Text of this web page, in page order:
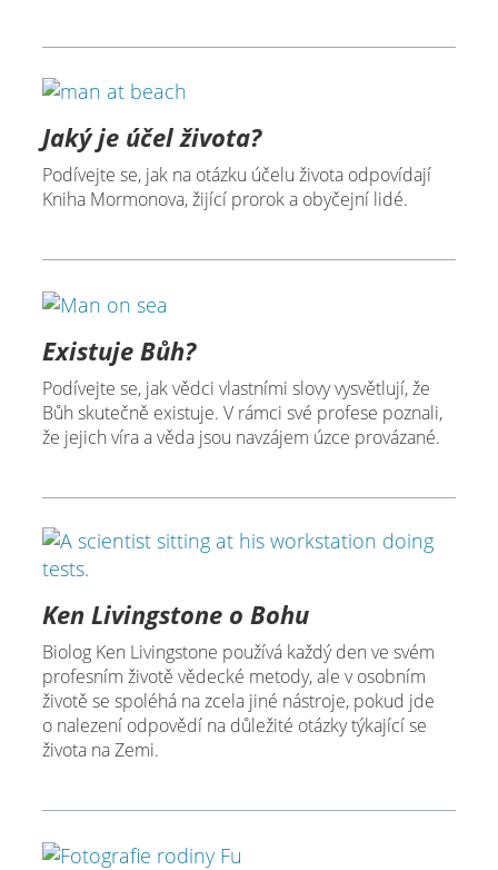
Jaký je účel života?
Podívejte se, jak na otázku účelu života odpovídají
Kniha Mormonova, žijící prorok a obyčejní lidé.
Existuje Bůh?
Podívejte se, jak vědci vlastními slovy vysvětlují, že
Bůh skutečně existuje. V rámci své profese poznali,
že jejich víra a věda jsou navzájem úzce provázané.
Ken Livingstone o Bohu
Biolog Ken Livingstone používá každý den ve svém
profesním životě vědecké metody, ale v osobním
životě se spoléhá na zcela jiné nástroje, pokud jde
o nalezení odpovědí na důležité otázky týkající se
života na Zemi.